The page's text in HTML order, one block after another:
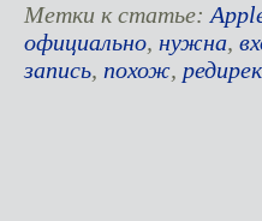
Метки к статье:
официально, нужна,
запись, похож,